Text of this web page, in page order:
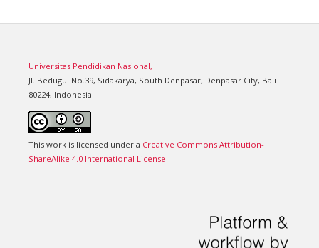
Universitas Pendidikan Nasional,
Jl. Bedugul No.39, Sidakarya, South Denpasar, Denpasar City, Bali
80224, Indonesia.
This work is licensed under a Creative Commons Attribution-
ShareAlike 4.0 International License